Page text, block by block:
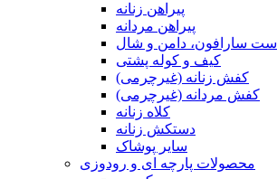
پیراهن زنانه
پیراهن مردانه
ست سارافون، دامن و شال
کیف و کوله پشتی
کفش زنانه (غیرچرمی)
کفش مردانه (غیرچرمی)
کلاه زنانه
دستکش زنانه
سایر پوشاک
محصولات پارچه ای و رودوزی